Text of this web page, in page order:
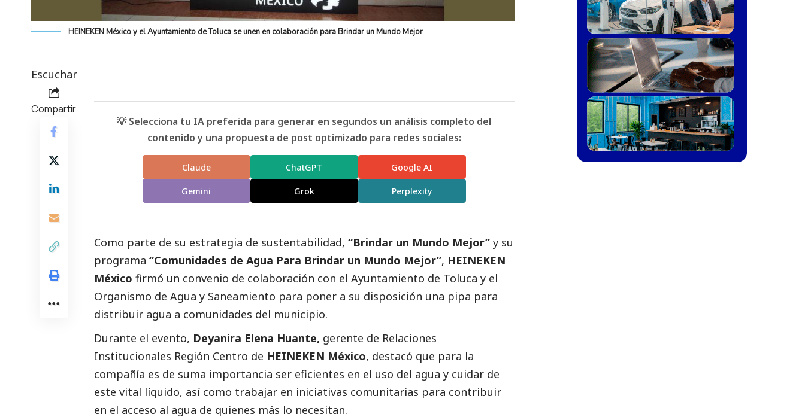
HEINEKEN México y el Ayuntamiento de Toluca se unen en colaboración para Brindar un Mundo Mejor
Escuchar
Compartir
💡 Selecciona tu IA preferida para generar en segundos un análisis completo del
contenido y una propuesta de post optimizado para redes sociales:
Claude ChatGPT Google AI
Gemini Grok Perplexity
Como parte de su estrategia de sustentabilidad, “Brindar un Mundo Mejor” y su
programa “Comunidades de Agua Para Brindar un Mundo Mejor”, HEINEKEN
México firmó un convenio de colaboración con el Ayuntamiento de Toluca y el
Organismo de Agua y Saneamiento para poner a su disposición una pipa para
distribuir agua a comunidades del municipio.
Durante el evento, Deyanira Elena Huante, gerente de Relaciones
Institucionales Región Centro de HEINEKEN México, destacó que para la
compañía es de suma importancia ser eficientes en el uso del agua y cuidar de
este vital líquido, así como trabajar en iniciativas comunitarias para contribuir
en el acceso al agua de quienes más lo necesitan.